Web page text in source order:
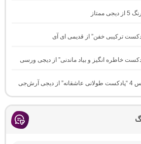
خاطره انگیز و بیاد ماندنی” از دیجی ورسی